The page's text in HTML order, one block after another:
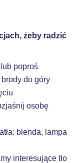
żeby radzić
poproś
do góry
osobę
blenda, lampa
interesujące tło